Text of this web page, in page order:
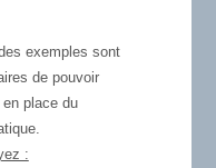
exemples sont
de pouvoir
place du
: